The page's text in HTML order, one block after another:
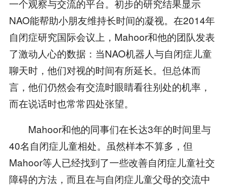
一个观察与交流的平台。初步的研究结果显示
NAO能帮助小朋友维持长时间的凝视。在2014年
自闭症研究国际会议上，Mahoor和他的团队发表
了激动人心的数据：当NAO机器人与自闭症儿童
聊天时，他们对视的时间有所延长。但总体而
言，他们仍然会有交流时眼睛看往别处的机率，
而在说话时也常常四处张望。
Mahoor和他的同事们在长达3年的时间里与
40名自闭症儿童相处。虽然样本不算多，但
Mahoor等人已经找到了一些改善自闭症儿童社交
障碍的方法，而且在与自闭症儿童父母的交流中